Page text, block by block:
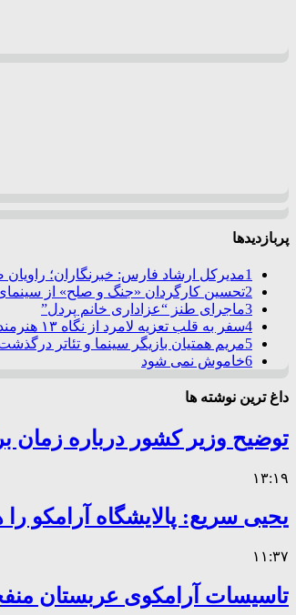
پربازدیدها
1مدیرکل ارشاد فارس: خبرنگاران؛
2تحسین کارگردان «جنگ و صلح» از
3ماجرای طنز “عزاداری خانم پردل”
4سفر به قلب تعزیه لامرد از نگاه ۱۳ هنرمند عکاس
5مریم همتیان بازیگر سینما و تئاتر
6خاموش نمی شود
داغ ترین نوشته ها
توضیح وزیر کشور درباره زمان
۱۳:۱۹
یحیی سریع: پالایشگاه آرامکو
۱۱:۳۷
تاسیسات آرامکوی عربستان